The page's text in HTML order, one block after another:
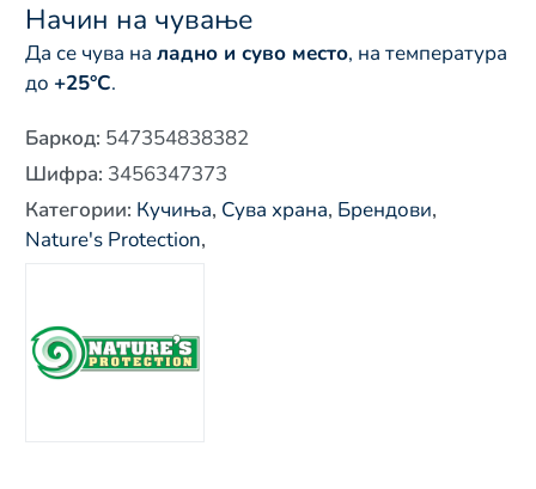
Начин на чување
Да се чува на ладно и суво место, на температура
до +25°C.
Баркод: 547354838382
Шифра: 3456347373
Категории: Кучиња, Сува храна, Брендови,
Nature's Protection,